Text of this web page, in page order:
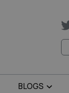
BLOGS